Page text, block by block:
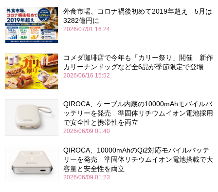
外食市場、コロナ禍後初めて2019年超え 5月は
3282億円に
2026/07/01 16:24
コメダ珈琲店で今年も「カリー祭り」開催 新作
カリーナンドッグなど全6品が季節限定で登場
2026/06/16 15:52
QIROCA、ケーブル内蔵の10000mAhモバイルバ
ッテリーを発売 準固体リチウムイオン電池採用
で安全性と携帯性を両立
2026/06/09 01:40
QIROCA、10000mAhのQi2対応モバイルバッテ
リーを発売 準固体リチウムイオン電池搭載で大
容量と安全性を両立
2026/06/09 01:23